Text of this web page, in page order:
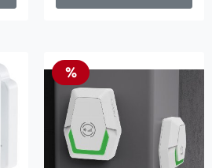
Rabatt
%